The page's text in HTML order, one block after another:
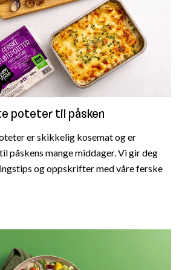
poteter til påsken
er skikkelig kosemat og er
påskens mange middager. Vi gir deg
og oppskrifter med våre ferske